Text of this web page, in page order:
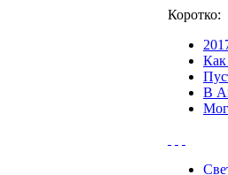
Коротко:
Как
В